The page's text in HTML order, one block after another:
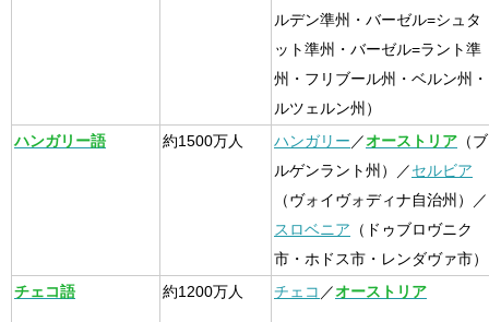
ルデン準州・バーゼル=シュタ
ット準州・バーゼル=ラント準
州・フリブール州・ベルン州・
ルツェルン州）
ハンガリー語
約1500万人 ハンガリー ／オーストリア （ブ
ルゲンラント州）／セルビア
（ヴォイヴォディナ自治州）／
スロベニア （ドゥブロヴニク
市・ホドス市・レンダヴァ市）
チェコ語
約1200万人 チェコ ／オーストリア